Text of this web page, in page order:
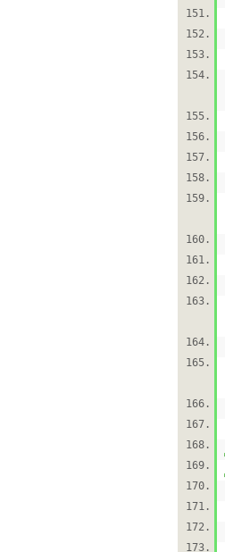
151.
152.
153.
154.
155.
156.
157.
158.
159.
160.
161.
162.
163.
164.
165.
166.
167.
168.
169.
170.
171.
172.
173.